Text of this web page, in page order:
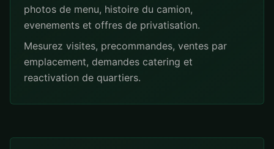
photos de menu, histoire du camion,
evenements et offres de privatisation.
Mesurez visites, precommandes, ventes par
emplacement, demandes catering et
reactivation de quartiers.